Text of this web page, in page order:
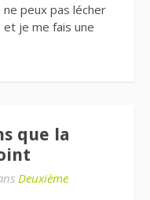
peux pas lécher
et je me fais une
que la
Deuxième